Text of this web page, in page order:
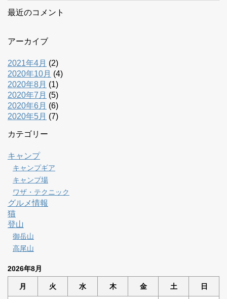
最近のコメント
アーカイブ
2021年4月 (2)
2020年10月 (4)
2020年8月 (1)
2020年7月 (5)
2020年6月 (6)
2020年5月 (7)
カテゴリー
キャンプ
キャンプギア
キャンプ場
ワザ・テクニック
グルメ情報
猫
登山
御岳山
高尾山
2026年8月
月 火 水 木 金 土 日